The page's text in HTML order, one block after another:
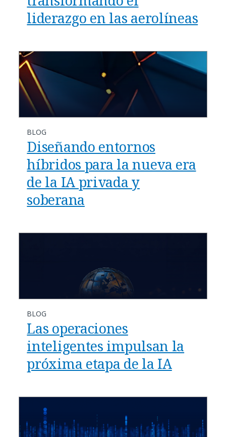
liderazgo en las aerolíneas
BLOG
Diseñando entornos
híbridos para la nueva era
de la IA privada y
soberana
BLOG
Las operaciones
inteligentes impulsan la
próxima etapa de la IA